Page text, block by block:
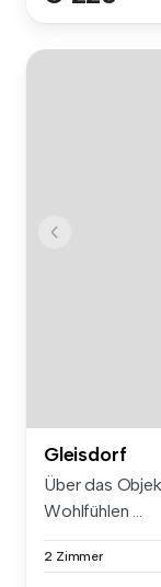
Gleisdorf
Über das
Wohlfühlen ...
2 Zimmer